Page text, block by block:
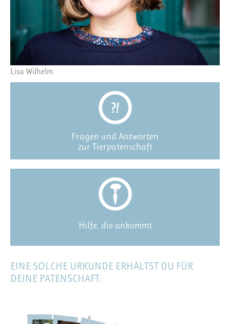
Lisa Wilhelm
Fragen und Antworten
zur Tierpatenschaft
Hilfe, die ankommt
EINE SOLCHE URKUNDE ERHÄLTST DU FÜR
DEINE PATENSCHAFT: